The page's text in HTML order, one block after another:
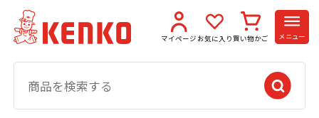
マイページ お気に入り 買い物かご メニュー